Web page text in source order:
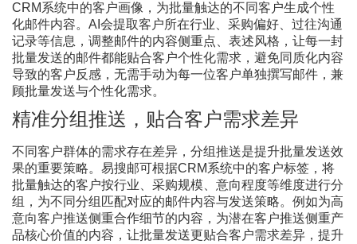
CRM系统中的客户画像，为批量触达的不同客户生成个性
化邮件内容。AI会提取客户所在行业、采购偏好、过往沟通
记录等信息，调整邮件的内容侧重点、表述风格，让每一封
批量发送的邮件都能贴合客户个性化需求，避免同质化内容
导致的客户反感，无需手动为每一位客户单独撰写邮件，兼
顾批量发送与个性化需求。
精准分组推送，贴合客户需求差异
不同客户群体的需求存在差异，分组推送是提升批量发送效
果的重要策略。易搜邮可根据CRM系统中的客户标签，将
批量触达的客户按行业、采购规模、意向程度等维度进行分
组，为不同分组匹配对应的邮件内容与发送策略。例如为高
意向客户推送侧重合作细节的内容，为潜在客户推送侧重产
品核心价值的内容，让批量发送更贴合客户需求差异，提升